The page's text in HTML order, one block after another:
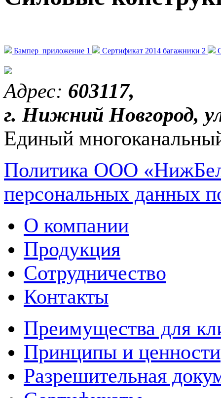
Бампер_приложение 1 Сертификат 2014 багажники 2
Адрес: 603117,
г. Нижний Новгород,
Единый
Политика ООО
персональных данных
О компании
Продукция
Сотрудничество
Контакты
Преимущества для
Принципы и ценности
Разрешительная